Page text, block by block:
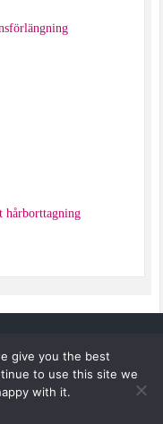
hårborttagning
give you the best
to use this site we
with it.